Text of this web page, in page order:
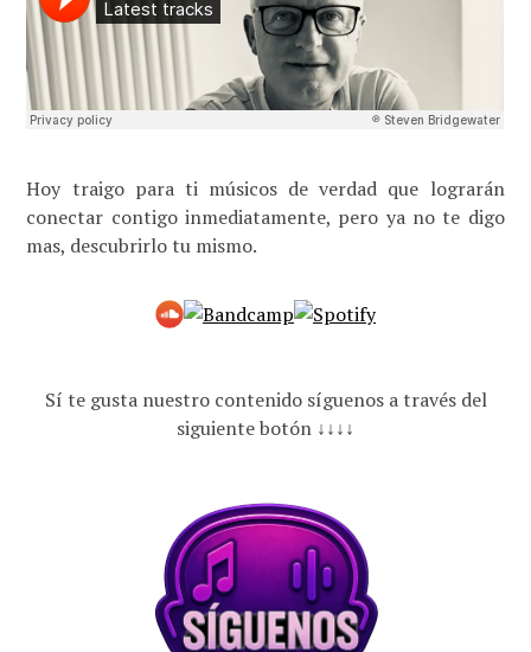
Hoy traigo para ti músicos de verdad que lograrán
conectar contigo inmediatamente, pero ya no te digo
mas, descubrirlo tu mismo.
Sí te gusta nuestro contenido síguenos a través del
siguiente botón ↓↓↓↓